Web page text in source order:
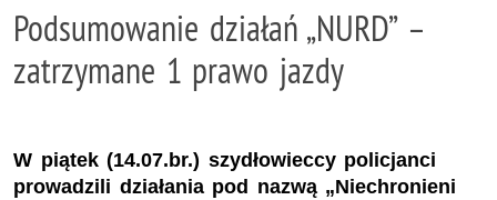
Podsumowanie działań „NURD” –
zatrzymane 1 prawo jazdy
W piątek (14.07.br.) szydłowieccy policjanci
prowadzili działania pod nazwą „Niechronieni